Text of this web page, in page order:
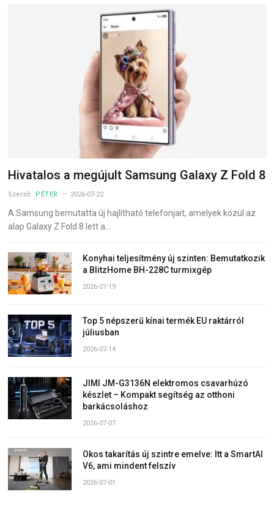
Hivatalos a megújult Samsung Galaxy Z Fold 8
Szerző: PÉTER 2026-07-22
A Samsung bemutatta új hajlítható telefonjait, amelyek közül az
alap Galaxy Z Fold 8 lett a…
Konyhai teljesítmény új szinten: Bemutatkozik
a BlitzHome BH-228C turmixgép
2026-07-19
Top 5 népszerű kínai termék EU raktárról
júliusban
2026-07-14
JIMI JM-G3136N elektromos csavarhúzó
készlet – Kompakt segítség az otthoni
barkácsoláshoz
2026-07-07
Okos takarítás új szintre emelve: Itt a SmartAI
V6, ami mindent felszív
2026-07-01